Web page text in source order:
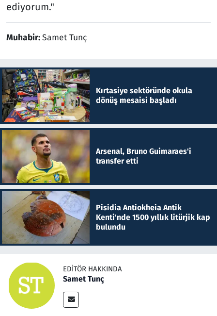
ediyorum."
Muhabir:Samet Tunç
Kırtasiye sektöründe okula
dönüş mesaisi başladı
Arsenal, Bruno Guimaraes'i
transfer etti
Pisidia Antiokheia Antik
Kenti'nde 1500 yıllık litürjik kap
bulundu
EDITÖR HAKKINDA
Samet Tunç